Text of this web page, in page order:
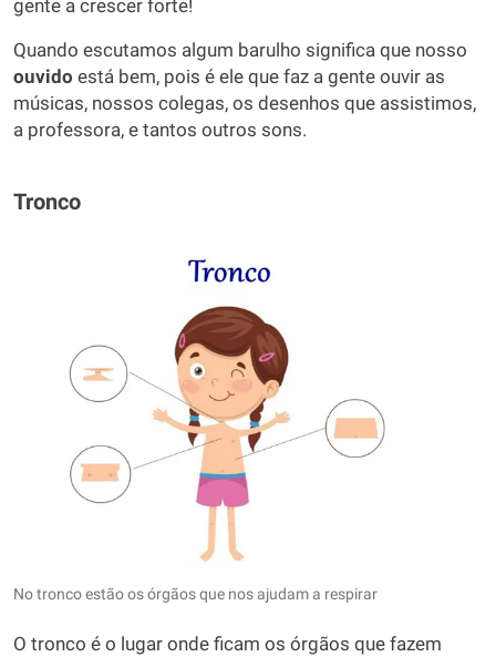
gente a crescer forte!
Quando escutamos algum barulho significa que nosso
ouvido está bem, pois é ele que faz a gente ouvir as
músicas, nossos colegas, os desenhos que assistimos,
a professora, e tantos outros sons.
Tronco
No tronco estão os órgãos que nos ajudam a respirar
O tronco é o lugar onde ficam os órgãos que fazem